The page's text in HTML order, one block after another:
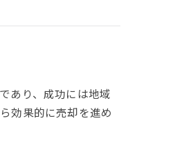
あり、成功には地域
効果的に売却を進め